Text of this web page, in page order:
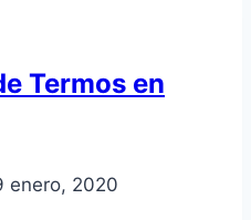
Termos en
enero, 2020